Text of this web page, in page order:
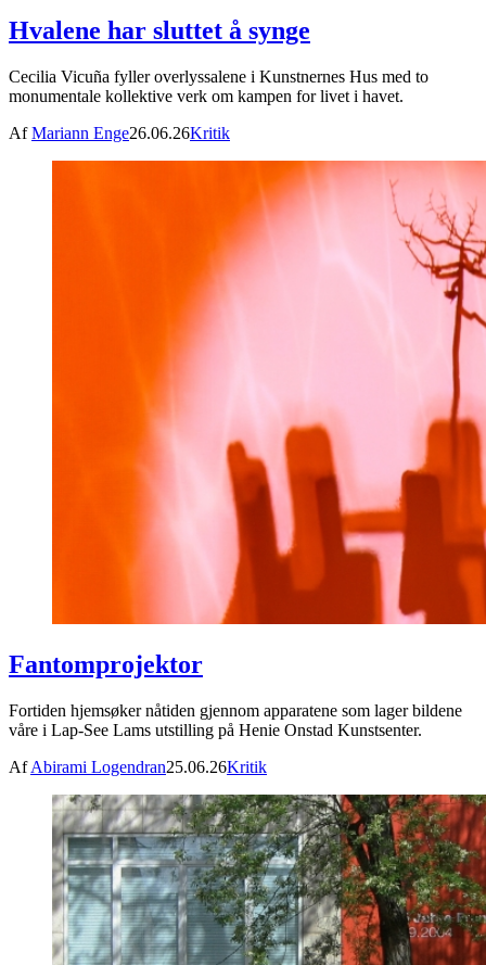
Hvalene har sluttet å synge
Cecilia Vicuña fyller overlyssalene i Kunstnernes Hus med to
monumentale kollektive verk om kampen for livet i havet.
AfMariann Enge26.06.26Kritik
Fantomprojektor
Fortiden hjemsøker nåtiden gjennom apparatene som lager bildene
våre i Lap-See Lams utstilling på Henie Onstad Kunstsenter.
AfAbirami Logendran25.06.26Kritik